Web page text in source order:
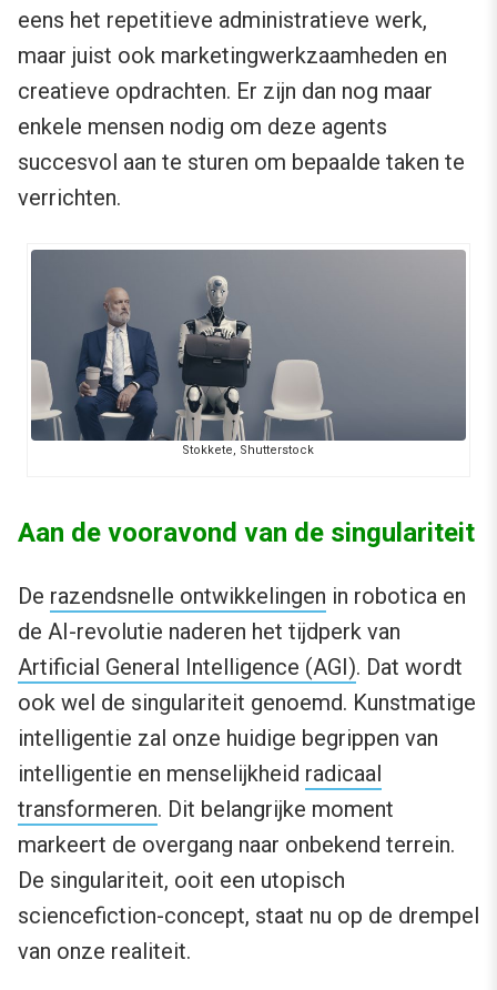
eens het repetitieve administratieve werk,
maar juist ook marketingwerkzaamheden en
creatieve opdrachten. Er zijn dan nog maar
enkele mensen nodig om deze agents
succesvol aan te sturen om bepaalde taken te
verrichten.
Stokkete, Shutterstock
Aan de vooravond van de singulariteit
De razendsnelle ontwikkelingen in robotica en
de AI-revolutie naderen het tijdperk van
Artificial General Intelligence (AGI). Dat wordt
ook wel de singulariteit genoemd. Kunstmatige
intelligentie zal onze huidige begrippen van
intelligentie en menselijkheid radicaal
transformeren. Dit belangrijke moment
markeert de overgang naar onbekend terrein.
De singulariteit, ooit een utopisch
sciencefiction-concept, staat nu op de drempel
van onze realiteit.